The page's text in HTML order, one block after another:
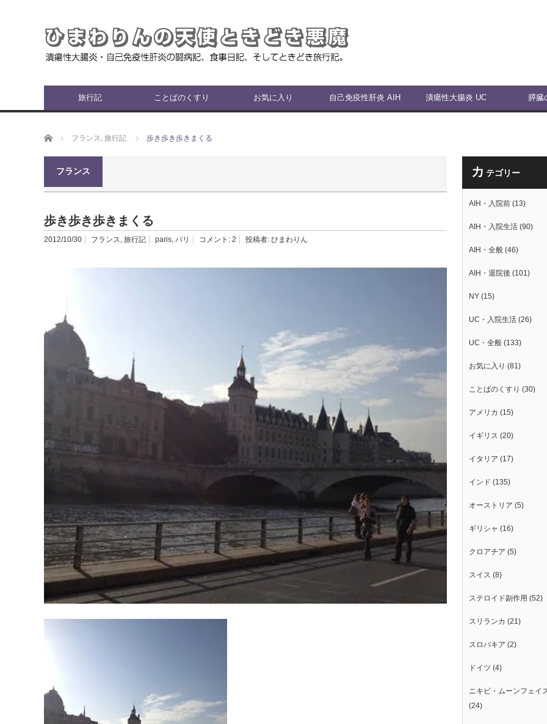
旅行記 ことばのくすり お気に入り 自己免疫性肝炎 AIH 潰瘍性大腸炎 UC 膵臓
ホーム フランス, 旅行記 歩き歩き歩きまくる
フランス
歩き歩き歩きまくる
2012/10/30 フランス, 旅行記 paris, パリ コメント: 2 投稿者: ひまわりん
カ テゴリー
AIH・入院前 (13)
AIH・入院生活 (90)
AIH・全般 (46)
AIH・退院後 (101)
NY (15)
UC・入院生活 (26)
UC・全般 (133)
お気に入り (81)
ことばのくすり (30)
アメリカ (15)
イギリス (20)
イタリア (17)
インド (135)
オーストリア (5)
ギリシャ (16)
クロアチア (5)
スイス (8)
ステロイド副作用 (52)
スリランカ (21)
スロバキア (2)
ドイツ (4)
ニキビ・ムーンフェイ
(24)